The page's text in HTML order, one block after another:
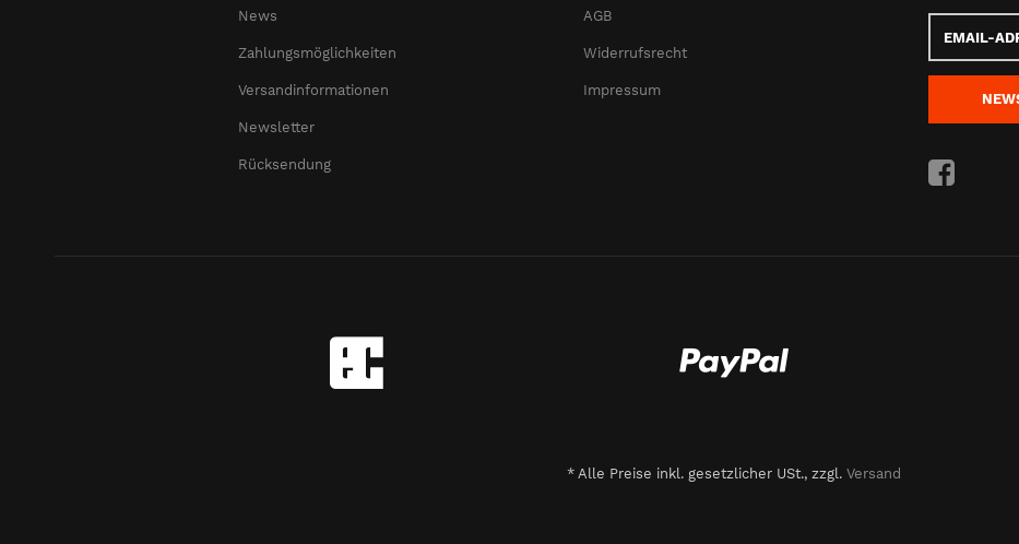
News
Zahlungsmöglichkeiten
Versandinformationen
Newsletter
Rücksendung
AGB
Widerrufsrecht
Impressum
Adresse
* Alle Preise inkl. gesetzlicher USt., zzgl. Versand